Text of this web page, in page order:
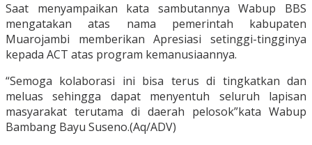
Saat menyampaikan kata sambutannya Wabup BBS
mengatakan atas nama pemerintah kabupaten
Muarojambi memberikan Apresiasi setinggi-tingginya
kepada ACT atas program kemanusiaannya.
“Semoga kolaborasi ini bisa terus di tingkatkan dan
meluas sehingga dapat menyentuh seluruh lapisan
masyarakat terutama di daerah pelosok”kata Wabup
Bambang Bayu Suseno.(Aq/ADV)